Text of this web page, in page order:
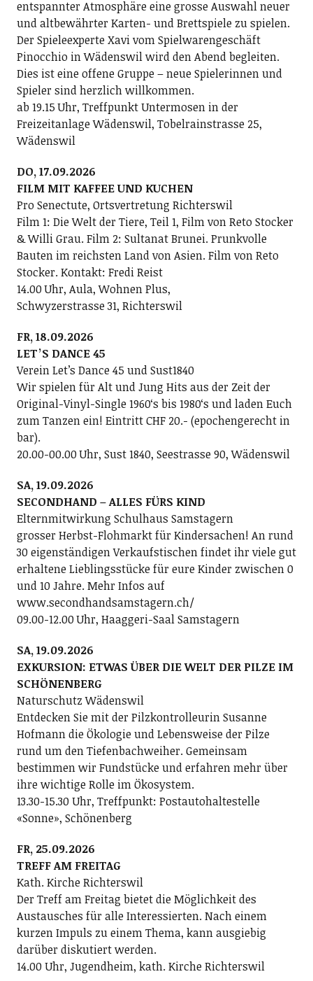
entspannter Atmosphäre eine grosse Auswahl neuer
und altbewährter Karten- und Brettspiele zu spielen.
Der Spieleexperte Xavi vom Spielwarengeschäft
Pinocchio in Wädenswil wird den Abend begleiten.
Dies ist eine offene Gruppe – neue Spielerinnen und
Spieler sind herzlich willkommen.
ab 19.15 Uhr, Treffpunkt Untermosen in der
Freizeitanlage Wädenswil, Tobelrainstrasse 25,
Wädenswil
DO, 17.09.2026
FILM MIT KAFFEE UND KUCHEN
Pro Senectute, Ortsvertretung Richterswil
Film 1: Die Welt der Tiere, Teil 1, Film von Reto Stocker
& Willi Grau. Film 2: Sultanat Brunei. Prunkvolle
Bauten im reichsten Land von Asien. Film von Reto
Stocker. Kontakt: Fredi Reist
14.00 Uhr, Aula, Wohnen Plus,
Schwyzerstrasse 31, Richterswil
FR, 18.09.2026
LETʼS DANCE 45
Verein Letʼs Dance 45 und Sust1840
Wir spielen für Alt und Jung Hits aus der Zeit der
Original-Vinyl-Single 1960ʻs bis 1980ʻs und laden Euch
zum Tanzen ein! Eintritt CHF 20.- (epochengerecht in
bar).
20.00-00.00 Uhr, Sust 1840, Seestrasse 90, Wädenswil
SA, 19.09.2026
SECONDHAND – ALLES FÜRS KIND
Elternmitwirkung Schulhaus Samstagern
grosser Herbst-Flohmarkt für Kindersachen! An rund
30 eigenständigen Verkaufstischen findet ihr viele gut
erhaltene Lieblingsstücke für eure Kinder zwischen 0
und 10 Jahre. Mehr Infos auf
www.secondhandsamstagern.ch/
09.00-12.00 Uhr, Haaggeri-Saal Samstagern
SA, 19.09.2026
EXKURSION: ETWAS ÜBER DIE WELT DER PILZE IM
SCHÖNENBERG
Naturschutz Wädenswil
Entdecken Sie mit der Pilzkontrolleurin Susanne
Hofmann die Ökologie und Lebensweise der Pilze
rund um den Tiefenbachweiher. Gemeinsam
bestimmen wir Fundstücke und erfahren mehr über
ihre wichtige Rolle im Ökosystem.
13.30-15.30 Uhr, Treffpunkt: Postautohaltestelle
«Sonne», Schönenberg
FR, 25.09.2026
TREFF AM FREITAG
Kath. Kirche Richterswil
Der Treff am Freitag bietet die Möglichkeit des
Austausches für alle Interessierten. Nach einem
kurzen Impuls zu einem Thema, kann ausgiebig
darüber diskutiert werden.
14.00 Uhr, Jugendheim, kath. Kirche Richterswil